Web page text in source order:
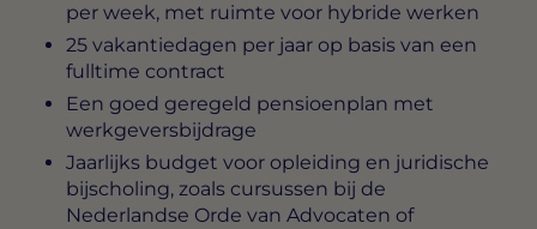
per week, met ruimte voor hybride werken
25 vakantiedagen per jaar op basis van een
fulltime contract
Een goed geregeld pensioenplan met
werkgeversbijdrage
Jaarlijks budget voor opleiding en juridische
bijscholing, zoals cursussen bij de
Nederlandse Orde van Advocaten of